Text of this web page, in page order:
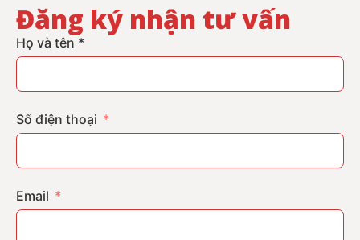
Đăng ký nhận tư vấn
Họ và tên *
Số điện thoại
Email